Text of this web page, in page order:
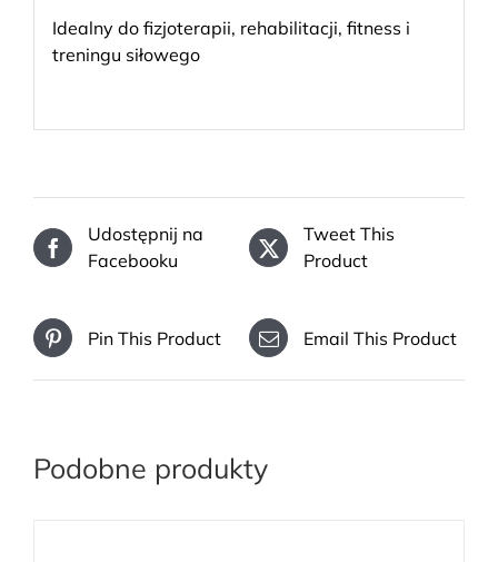
Idealny do fizjoterapii, rehabilitacji, fitness i
treningu siłowego
Udostępnij na
Facebooku
Tweet This
Product
Pin This Product Email This Product
Podobne produkty